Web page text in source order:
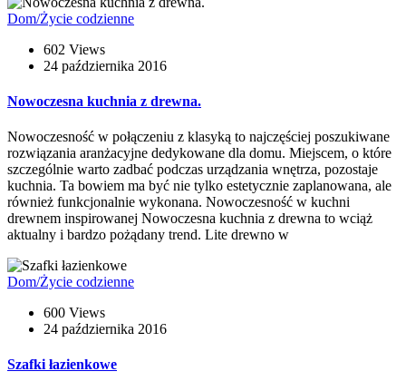
Dom/Życie codzienne
602 Views
24 października 2016
Nowoczesna kuchnia z drewna.
Nowoczesność w połączeniu z klasyką to najczęściej poszukiwane
rozwiązania aranżacyjne dedykowane dla domu. Miejscem, o które
szczególnie warto zadbać podczas urządzania wnętrza, pozostaje
kuchnia. Ta bowiem ma być nie tylko estetycznie zaplanowana, ale
również funkcjonalnie wykonana. Nowoczesność w kuchni
drewnem inspirowanej Nowoczesna kuchnia z drewna to wciąż
aktualny i bardzo pożądany trend. Lite drewno w
Dom/Życie codzienne
600 Views
24 października 2016
Szafki łazienkowe